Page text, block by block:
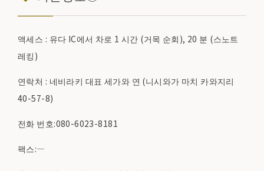
액세스 : 유다 IC에서 차로 1 시간 (거목 순회), 20 분 (스노트
레킹)
연락처 : 네비라키 대표 세가와 연 (니시와가 마치 카와지리
40-57-8)
전화 번호:080-6023-8181
팩스:―